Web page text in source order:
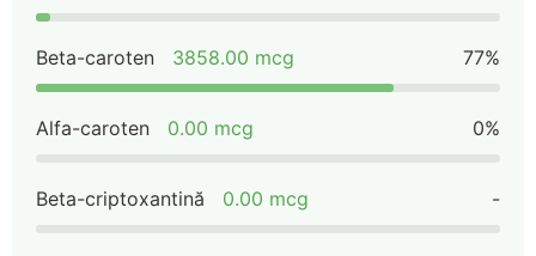
Beta-caroten 3858.00 mcg 77%
Alfa-caroten 0.00 mcg 0%
Beta-criptoxantină 0.00 mcg -